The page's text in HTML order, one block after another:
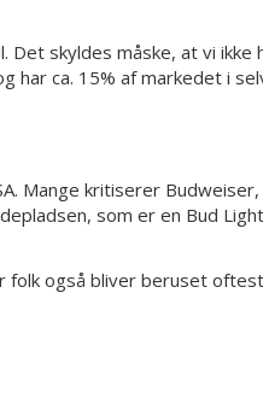
Det skyldes måske, at vi ikke
har ca. 15% af markedet i
Mange kritiserer
som er en Bud
folk også bliver beruset